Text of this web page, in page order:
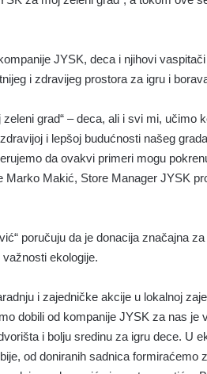
JYSK, deca i njihovi
i zdravijeg prostora za igru i
grad“ – deca, ali i svi mi, učimo
i lepšoj budućnosti našeg
da ovakvi primeri mogu
Marko Makić, Store Manager JYSK
poručuju da je donacija značajna
ekologije.
i zajedničke akcije u lokalnoj
dobili od kompanije JYSK za nas je
i bolju sredinu za igru dece. U
od doniranih sadnica formiraćemo